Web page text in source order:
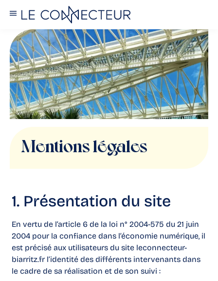
Mentions légales
1. Présentation du site
En vertu de l’article 6 de la loi n° 2004-575 du 21 juin
2004 pour la confiance dans l’économie numérique, il
est précisé aux utilisateurs du site leconnecteur-
biarritz.fr l’identité des différents intervenants dans
le cadre de sa réalisation et de son suivi :